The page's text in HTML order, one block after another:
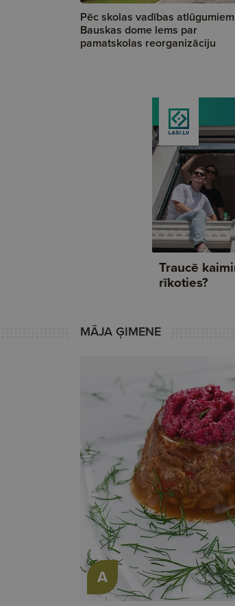
Pēc skolas vadības atlūgumiem
Bauskas dome lems par
pamatskolas reorganizāciju
MĀJA ĢIMENE
A